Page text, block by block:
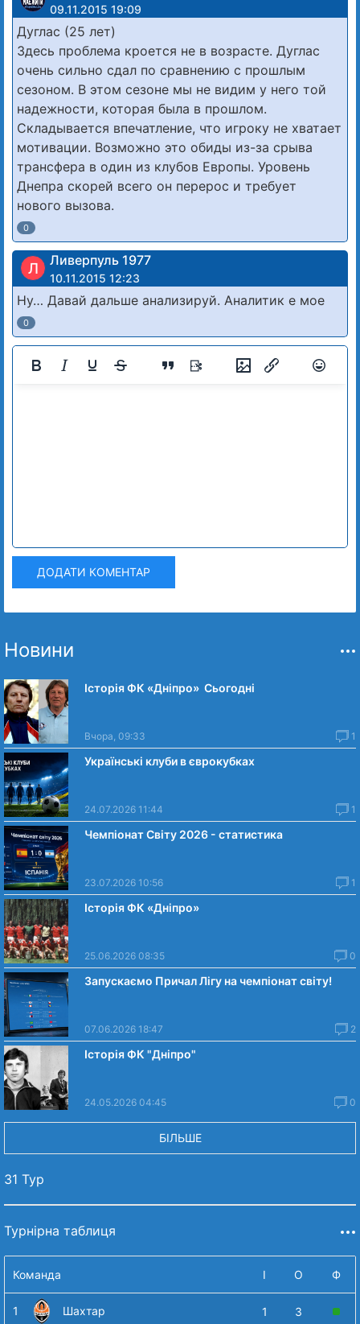
09.11.2015 19:09
Дуглас (25 лет)
Здесь проблема кроется не в возрасте. Дуглас
очень сильно сдал по сравнению с прошлым
сезоном. В этом сезоне мы не видим у него той
надежности, которая была в прошлом.
Складывается впечатление, что игроку не хватает
мотивации. Возможно это обиды из-за срыва
трансфера в один из клубов Европы. Уровень
Днепра скорей всего он перерос и требует
нового вызова.
0
Л Ливерпуль 1977
10.11.2015 12:23
Ну… Давай дальше анализируй. Аналитик е мое
0
ДОДАТИ КОМЕНТАР
Новини
Історія ФК «Дніпро» Сьогодні
Вчора, 09:33 1
Українські клуби в єврокубках
24.07.2026 11:44 1
Чемпіонат Світу 2026 - статистика
23.07.2026 10:56 1
Історія ФК «Дніпро»
25.06.2026 08:35 0
Запускаємо Причал Лігу на чемпіонат світу!
07.06.2026 18:47 2
Історія ФК "Дніпро"
24.05.2026 04:45 0
БІЛЬШЕ
31 Тур
Турнірна таблиця
Команда І О Ф
1 Шахтар 1 3